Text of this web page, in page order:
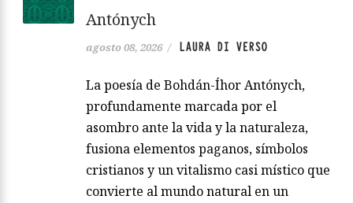
Antónych
agosto 08, 2026 / LAURA DI VERSO
La poesía de Bohdán-Íhor Antónych,
profundamente marcada por el
asombro ante la vida y la naturaleza,
fusiona elementos paganos, símbolos
cristianos y un vitalismo casi místico que
convierte al mundo natural en un